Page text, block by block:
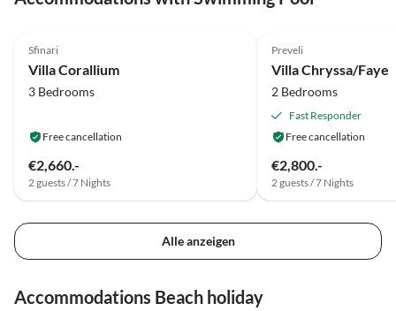
Sfinari
Villa Corallium
3 Bedrooms
Free cancellation
€2,660.-
2 guests / 7 Nights
Preveli
Villa Chryssa/Faye
2 Bedrooms
Fast Responder
Free cancellation
€2,800.-
2 guests / 7 Nights
Alle anzeigen
Accommodations Beach holiday